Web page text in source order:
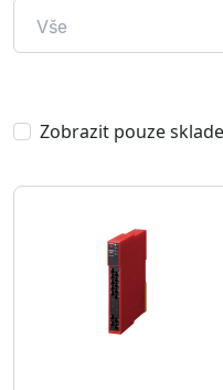
Vše
Zobrazit pouze